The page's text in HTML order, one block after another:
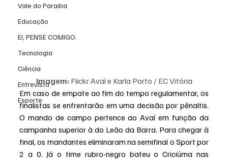
Vale do Paraiba
Educação
EI, PENSE COMIGO.
Tecnologia
Ciência
Entrevista
Esporte
Imagem: Flickr Avaí e Karla Porto / EC Vitória
Em caso de empate ao fim do tempo regulamentar, os
finalistas se enfrentarão em uma decisão por pênaltis.
O mando de campo pertence ao Avaí em função da
campanha superior à do Leão da Barra. Para chegar à
final, os mandantes eliminaram na semifinal o Sport por
2 a 0. Já o time rubro-negro bateu o Criciúma nas